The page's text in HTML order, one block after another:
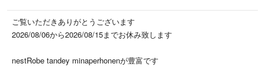
ご覧いただきありがとうございます
2026/08/06から2026/08/15までお休み致します
nestRobe tandey minaperhonenが豊富です